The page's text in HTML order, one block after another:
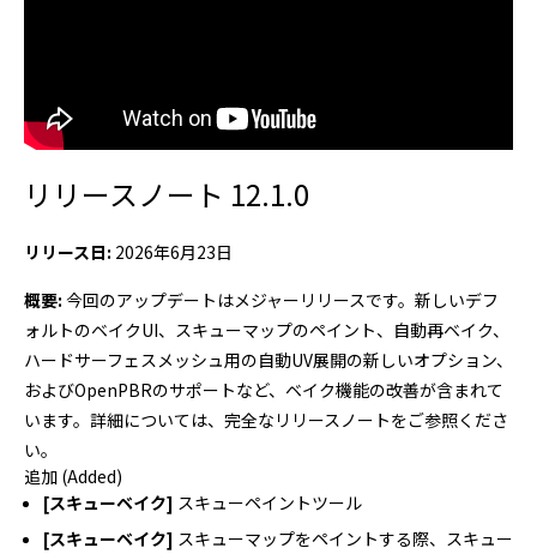
リリースノート 12.1.0
リリース日: 2026年6月23日
概要: 今回のアップデートはメジャーリリースです。新しいデフ
ォルトのベイクUI、スキューマップのペイント、自動再ベイク、
ハードサーフェスメッシュ用の自動UV展開の新しいオプション、
およびOpenPBRのサポートなど、ベイク機能の改善が含まれて
います。詳細については、完全なリリースノートをご参照くださ
い。
追加 (Added)
[スキューベイク] スキューペイントツール
[スキューベイク] スキューマップをペイントする際、スキュー